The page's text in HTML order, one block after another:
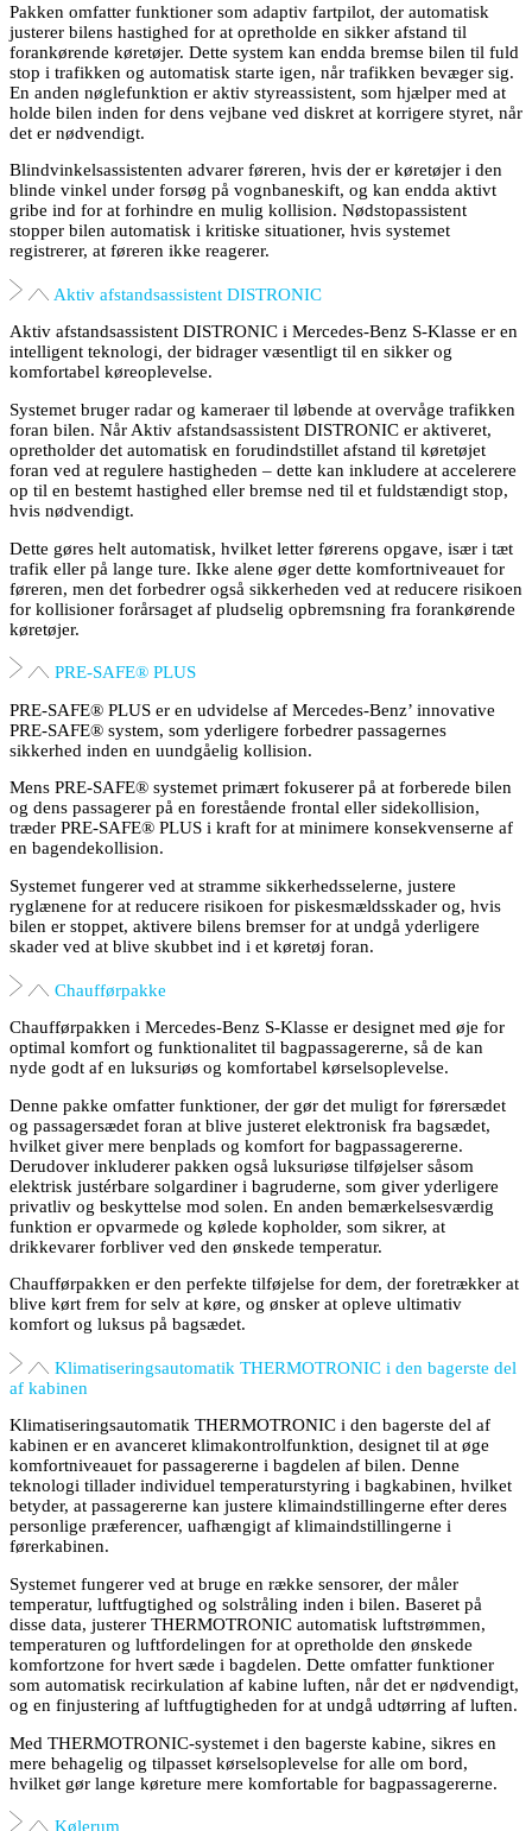
Pakken omfatter funktioner som adaptiv fartpilot, der automatisk
justerer bilens hastighed for at opretholde en sikker afstand til
forankørende køretøjer. Dette system kan endda bremse bilen til fuld
stop i trafikken og automatisk starte igen, når trafikken bevæger sig.
En anden nøglefunktion er aktiv styreassistent, som hjælper med at
holde bilen inden for dens vejbane ved diskret at korrigere styret, når
det er nødvendigt.
Blindvinkelsassistenten advarer føreren, hvis der er køretøjer i den
blinde vinkel under forsøg på vognbaneskift, og kan endda aktivt
gribe ind for at forhindre en mulig kollision. Nødstopassistent
stopper bilen automatisk i kritiske situationer, hvis systemet
registrerer, at føreren ikke reagerer.
Aktiv afstandsassistent DISTRONIC
Aktiv afstandsassistent DISTRONIC i Mercedes-Benz S-Klasse er en
intelligent teknologi, der bidrager væsentligt til en sikker og
komfortabel køreoplevelse.
Systemet bruger radar og kameraer til løbende at overvåge trafikken
foran bilen. Når Aktiv afstandsassistent DISTRONIC er aktiveret,
opretholder det automatisk en forudindstillet afstand til køretøjet
foran ved at regulere hastigheden – dette kan inkludere at accelerere
op til en bestemt hastighed eller bremse ned til et fuldstændigt stop,
hvis nødvendigt.
Dette gøres helt automatisk, hvilket letter førerens opgave, især i tæt
trafik eller på lange ture. Ikke alene øger dette komfortniveauet for
føreren, men det forbedrer også sikkerheden ved at reducere risikoen
for kollisioner forårsaget af pludselig opbremsning fra forankørende
køretøjer.
PRE-SAFE® PLUS
PRE-SAFE® PLUS er en udvidelse af Mercedes-Benz’ innovative
PRE-SAFE® system, som yderligere forbedrer passagernes
sikkerhed inden en uundgåelig kollision.
Mens PRE-SAFE® systemet primært fokuserer på at forberede bilen
og dens passagerer på en forestående frontal eller sidekollision,
træder PRE-SAFE® PLUS i kraft for at minimere konsekvenserne af
en bagendekollision.
Systemet fungerer ved at stramme sikkerhedsselerne, justere
ryglænene for at reducere risikoen for piskesmældsskader og, hvis
bilen er stoppet, aktivere bilens bremser for at undgå yderligere
skader ved at blive skubbet ind i et køretøj foran.
Chaufførpakke
Chaufførpakken i Mercedes-Benz S-Klasse er designet med øje for
optimal komfort og funktionalitet til bagpassagererne, så de kan
nyde godt af en luksuriøs og komfortabel kørselsoplevelse.
Denne pakke omfatter funktioner, der gør det muligt for førersædet
og passagersædet foran at blive justeret elektronisk fra bagsædet,
hvilket giver mere benplads og komfort for bagpassagererne.
Derudover inkluderer pakken også luksuriøse tilføjelser såsom
elektrisk justérbare solgardiner i bagruderne, som giver yderligere
privatliv og beskyttelse mod solen. En anden bemærkelsesværdig
funktion er opvarmede og kølede kopholder, som sikrer, at
drikkevarer forbliver ved den ønskede temperatur.
Chaufførpakken er den perfekte tilføjelse for dem, der foretrækker at
blive kørt frem for selv at køre, og ønsker at opleve ultimativ
komfort og luksus på bagsædet.
Klimatiseringsautomatik THERMOTRONIC i den bagerste del
af kabinen
Klimatiseringsautomatik THERMOTRONIC i den bagerste del af
kabinen er en avanceret klimakontrolfunktion, designet til at øge
komfortniveauet for passagererne i bagdelen af bilen. Denne
teknologi tillader individuel temperaturstyring i bagkabinen, hvilket
betyder, at passagererne kan justere klimaindstillingerne efter deres
personlige præferencer, uafhængigt af klimaindstillingerne i
førerkabinen.
Systemet fungerer ved at bruge en række sensorer, der måler
temperatur, luftfugtighed og solstråling inden i bilen. Baseret på
disse data, justerer THERMOTRONIC automatisk luftstrømmen,
temperaturen og luftfordelingen for at opretholde den ønskede
komfortzone for hvert sæde i bagdelen. Dette omfatter funktioner
som automatisk recirkulation af kabine luften, når det er nødvendigt,
og en finjustering af luftfugtigheden for at undgå udtørring af luften.
Med THERMOTRONIC-systemet i den bagerste kabine, sikres en
mere behagelig og tilpasset kørselsoplevelse for alle om bord,
hvilket gør lange køreture mere komfortable for bagpassagererne.
Kølerum